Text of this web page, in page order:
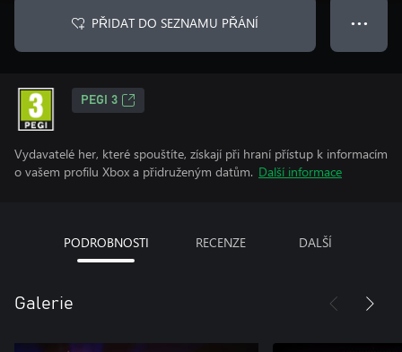
PŘIDAT DO SEZNAMU PŘÁNÍ ● ● ●
PEGI 3
Vydavatelé her, které spouštíte, získají při hraní přístup k informacím
o vašem profilu Xbox a přidruženým datům. Další informace
PODROBNOSTI RECENZE DALŠÍ
Galerie